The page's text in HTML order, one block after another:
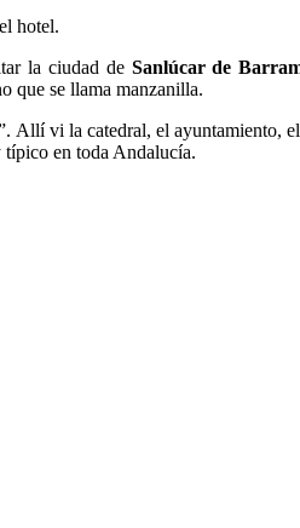
hotel.
la ciudad de Sanlúcar de
que se llama manzanilla.
Allí vi la catedral, el ayuntamiento,
típico en toda Andalucía.